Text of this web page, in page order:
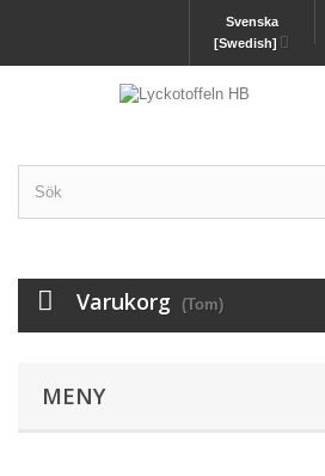
Svenska
[Swedish]
Varukorg (Tom)
MENY